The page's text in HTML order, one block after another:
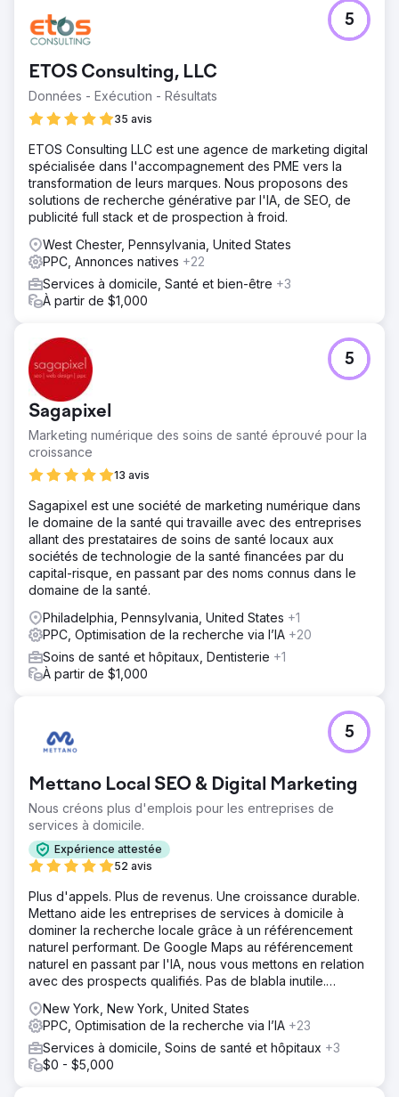
ETOS Consulting, LLC
Données - Exécution - Résultats
35 avis
5
ETOS Consulting LLC est une agence de marketing digital
spécialisée dans l'accompagnement des PME vers la
transformation de leurs marques. Nous proposons des
solutions de recherche générative par l'IA, de SEO, de
publicité full stack et de prospection à froid.
West Chester, Pennsylvania, United States
PPC, Annonces natives +22
Services à domicile, Santé et bien-être +3
À partir de $1,000
Sagapixel
Marketing numérique des soins de santé éprouvé pour la
croissance
13 avis
5
Sagapixel est une société de marketing numérique dans
le domaine de la santé qui travaille avec des entreprises
allant des prestataires de soins de santé locaux aux
sociétés de technologie de la santé financées par du
capital-risque, en passant par des noms connus dans le
domaine de la santé.
Philadelphia, Pennsylvania, United States +1
PPC, Optimisation de la recherche via l’IA +20
Soins de santé et hôpitaux, Dentisterie +1
À partir de $1,000
Mettano Local SEO & Digital Marketing
Nous créons plus d'emplois pour les entreprises de
services à domicile.
Expérience attestée
52 avis
5
Plus d'appels. Plus de revenus. Une croissance durable.
Mettano aide les entreprises de services à domicile à
dominer la recherche locale grâce à un référencement
naturel performant. De Google Maps au référencement
naturel en passant par l'IA, nous vous mettons en relation
avec des prospects qualifiés. Pas de blabla inutile.
New York, New York, United States
PPC, Optimisation de la recherche via l’IA +23
Services à domicile, Soins de santé et hôpitaux +3
$0 - $5,000